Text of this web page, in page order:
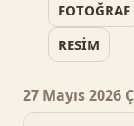
FOTOĞRAF
RESİM
27 Mayıs 2026